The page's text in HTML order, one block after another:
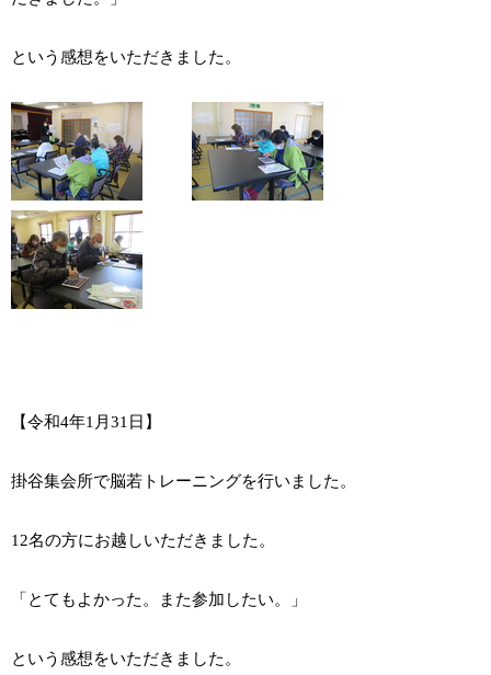
という感想をいただきました。
【令和4年1月31日】
掛谷集会所で脳若トレーニングを行いました。
12名の方にお越しいただきました。
「とてもよかった。また参加したい。」
という感想をいただきました。